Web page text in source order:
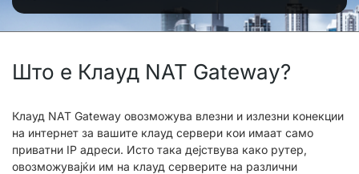
Што е Клауд NAT Gateway?
Клауд NAT Gateway овозможува влезни и излезни конекции
на интернет за вашите клауд сервери кои имаат само
приватни IP адреси. Исто така дејствува како рутер,
овозможувајќи им на клауд серверите на различни